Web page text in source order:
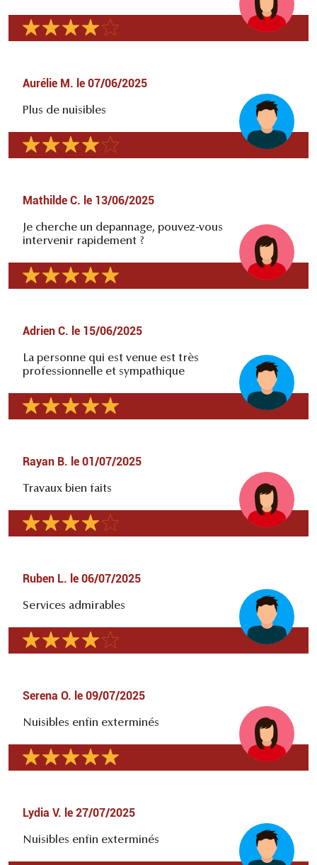
Aurélie M. le 07/06/2025
Plus de nuisibles
Mathilde C. le 13/06/2025
Je cherche un depannage, pouvez-vous
intervenir rapidement ?
Adrien C. le 15/06/2025
La personne qui est venue est très
professionnelle et sympathique
Rayan B. le 01/07/2025
Travaux bien faits
Ruben L. le 06/07/2025
Services admirables
Serena O. le 09/07/2025
Nuisibles enfin exterminés
Lydia V. le 27/07/2025
Nuisibles enfin exterminés